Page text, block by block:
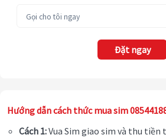
Đặt ngay
Hướng dẫn cách thức mua sim
Cách 1:Vua Sim giao sim và thu tiền